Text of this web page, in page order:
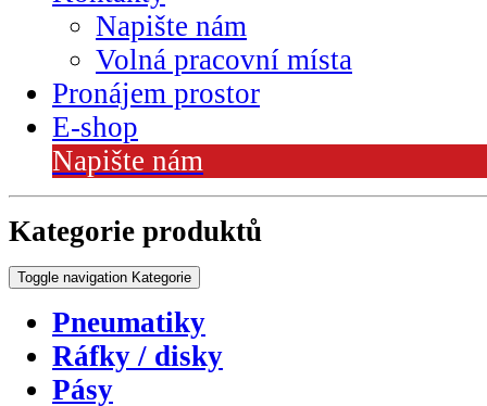
Napište nám
Volná pracovní místa
Pronájem prostor
E-shop
Napište nám
Kategorie produktů
Toggle navigation Kategorie
Pneumatiky
Ráfky / disky
Pásy